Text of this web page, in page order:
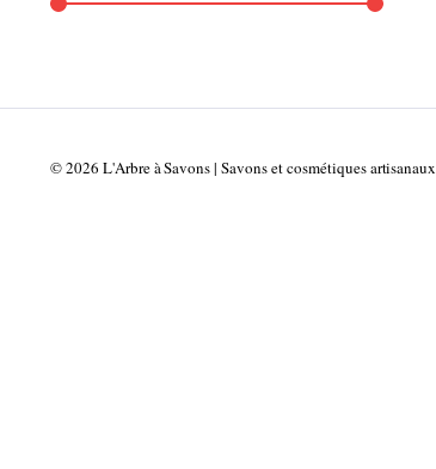
© 2026 L'Arbre à Savons | Savons et cosmétiques artisanaux